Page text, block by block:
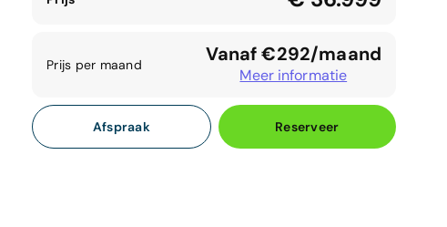
Prijs per maand Vanaf €292/maand
Meer informatie
Afspraak Reserveer